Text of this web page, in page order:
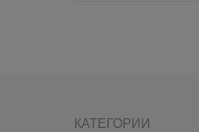
КАТЕГОРИИ